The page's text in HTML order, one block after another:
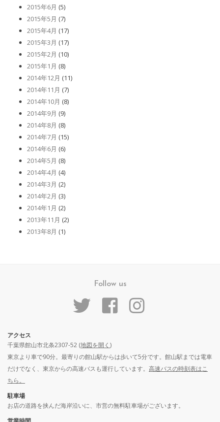
2015年6月 (5)
2015年5月 (7)
2015年4月 (17)
2015年3月 (17)
2015年2月 (10)
2015年1月 (8)
2014年12月 (11)
2014年11月 (7)
2014年10月 (8)
2014年9月 (9)
2014年8月 (8)
2014年7月 (15)
2014年6月 (6)
2014年5月 (8)
2014年4月 (4)
2014年3月 (2)
2014年2月 (3)
2014年1月 (2)
2013年11月 (2)
2013年8月 (1)
Follow us
アクセス
千葉県館山市北条2307-52 (地図を開く )
東京より車で90分。最寄りの館山駅からは歩いて5分です。館山駅までは電車
だけでなく、東京からの高速バスも運行しています。 高速バスの時刻表はこ
ちら。
駐車場
お店の道路を挟んだ海岸沿いに、市営の無料駐車場がございます。